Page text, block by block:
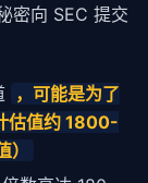
密向 SEC 提交
，可能是为了
估值约 1800-